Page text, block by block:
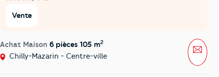
Vente
Achat Maison 6 pièces 105 m2
Chilly-Mazarin - Centre-ville